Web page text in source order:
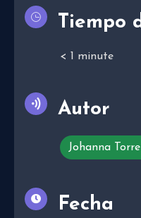
Tiempo
< 1 minute
Autor
Johanna
Fecha